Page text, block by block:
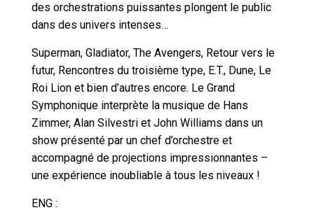
des orchestrations puissantes plongent le public
dans des univers intenses…
Superman, Gladiator, The Avengers, Retour vers le
futur, Rencontres du troisième type, E.T., Dune, Le
Roi Lion et bien d’autres encore. Le Grand
Symphonique interprète la musique de Hans
Zimmer, Alan Silvestri et John Williams dans un
show présenté par un chef d’orchestre et
accompagné de projections impressionnantes –
une expérience inoubliable à tous les niveaux !
ENG :